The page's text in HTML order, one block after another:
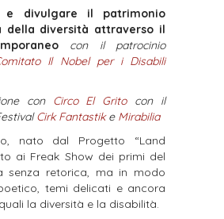
e divulgare il patrimonio
della diversità attraverso il
con il patrocinio
Il Nobel per i Disabili
con Circo El Grito con il
Cirk Fantastike Mirabilia
nato dal Progetto “Land
ai Freak Show dei primi del
senza retorica, ma in modo
temi delicati e ancora
la diversità e la disabilità.